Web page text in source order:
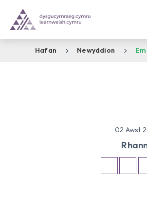
Hafan Newyddion
02 Awst